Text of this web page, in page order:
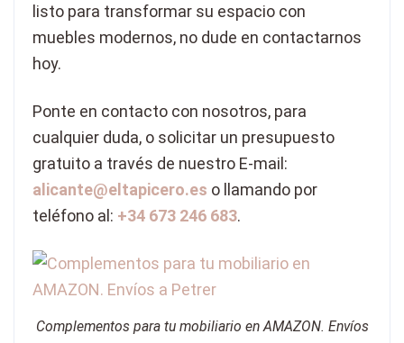
listo para transformar su espacio con
muebles modernos, no dude en contactarnos
hoy.
Ponte en contacto con nosotros, para
cualquier duda, o solicitar un presupuesto
gratuito a través de nuestro E-mail:
alicante@eltapicero.es o llamando por
teléfono al: +34 673 246 683.
Complementos para tu mobiliario en AMAZON. Envíos